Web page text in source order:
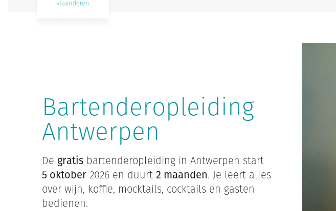
Bartenderopleiding
Antwerpen
De gratis bartenderopleiding in Antwerpen start
5 oktober 2026 en duurt 2 maanden. Je leert alles
over wijn, koffie, mocktails, cocktails en gasten
bedienen.